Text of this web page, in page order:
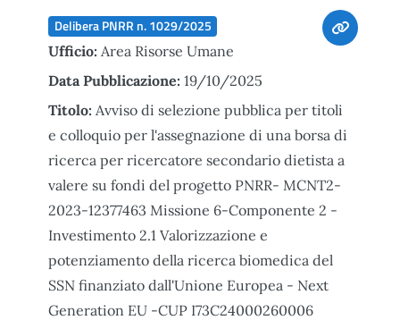
Delibera PNRR n. 1029/2025
Ufficio: Area Risorse Umane
Data Pubblicazione: 19/10/2025
Titolo: Avviso di selezione pubblica per titoli
e colloquio per l'assegnazione di una borsa di
ricerca per ricercatore secondario dietista a
valere su fondi del progetto PNRR- MCNT2-
2023-12377463 Missione 6-Componente 2 -
Investimento 2.1 Valorizzazione e
potenziamento della ricerca biomedica del
SSN finanziato dall'Unione Europea - Next
Generation EU -CUP I73C24000260006